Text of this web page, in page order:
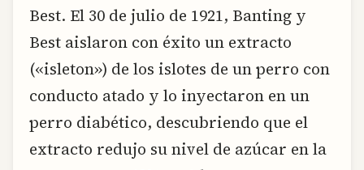
Best. El 30 de julio de 1921, Banting y
Best aislaron con éxito un extracto
(«isleton») de los islotes de un perro con
conducto atado y lo inyectaron en un
perro diabético, descubriendo que el
extracto redujo su nivel de azúcar en la